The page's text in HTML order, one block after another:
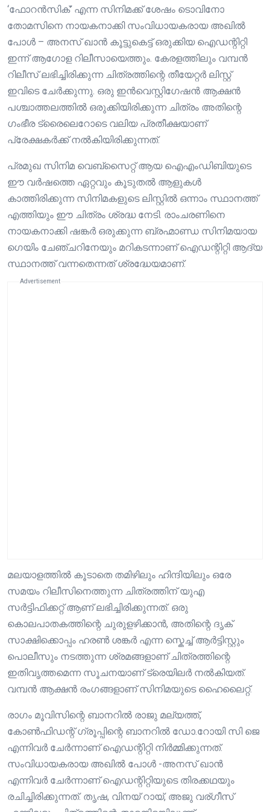
‘ഫോറൻസിക്’ എന്ന സിനിമക്ക് ശേഷം ടൊവിനോ
തോമസിനെ നായകനാക്കി സംവിധായകരായ അഖിൽ
പോൾ – അനസ് ഖാൻ കൂട്ടുകെട്ട് ഒരുക്കിയ ഐഡന്റിറ്റി
ഇന്ന് ആഗോള റിലീസായെത്തും. കേരളത്തിലും വമ്പൻ
റിലീസ് ലഭിച്ചിരിക്കുന്ന ചിത്രത്തിന്റെ തീയേറ്റർ ലിസ്റ്റ്
ഇവിടെ ചേർക്കുന്നു. ഒരു ഇൻവെസ്റ്റിഗേഷൻ ആക്ഷൻ
പശ്ചാത്തലത്തിൽ ഒരുക്കിയിരിക്കുന്ന ചിത്രം അതിന്റെ
ഗംഭീര ട്രൈലെറോടെ വലിയ പ്രതീക്ഷയാണ്
പ്രേക്ഷകർക്ക് നൽകിയിരിക്കുന്നത്.
പ്രമുഖ സിനിമ വെബ്സൈറ്റ് ആയ ഐഎംഡിബിയുടെ
ഈ വർഷത്തെ ഏറ്റവും കൂടുതൽ ആളുകൾ
കാത്തിരിക്കുന്ന സിനിമകളുടെ ലിസ്റ്റിൽ ഒന്നാം സ്ഥാനത്ത്
എത്തിയും ഈ ചിത്രം ശ്രദ്ധ നേടി. രാംചരണിനെ
നായകനാക്കി ഷങ്കർ ഒരുക്കുന്ന ബ്രഹ്മാണ്ഡ സിനിമയായ
ഗെയിം ചേഞ്ചറിനേയും മറികടന്നാണ് ഐഡന്റിറ്റി ആദ്യ
സ്ഥാനത്ത് വന്നതെന്നത് ശ്രദ്ധേയമാണ്.
Advertisement
മലയാളത്തിൽ കൂടാതെ തമിഴിലും ഹിന്ദിയിലും ഒരേ
സമയം റിലീസിനെത്തുന്ന ചിത്രത്തിന് യുഎ
സർട്ടിഫിക്കറ്റ് ആണ് ലഭിച്ചിരിക്കുന്നത്. ഒരു
കൊലപാതകത്തിന്റെ ചുരുളഴിക്കാൻ, അതിന്റെ ദൃക്
സാക്ഷിക്കൊപ്പം ഹരൺ ശങ്കർ എന്ന സ്കെച്ച് ആർട്ടിസ്റ്റും
പൊലീസും നടത്തുന്ന ശ്രമങ്ങളാണ് ചിത്രത്തിന്റെ
ഇതിവൃത്തമെന്ന സൂചനയാണ് ട്രെയിലർ നൽകിയത്.
വമ്പൻ ആക്ഷൻ രംഗങ്ങളാണ് സിനിമയുടെ ഹൈലൈറ്റ്.
രാഗം മൂവിസിന്റെ ബാനറിൽ രാജു മല്യത്ത്,
കോൺഫിഡന്റ് ഗ്രൂപ്പിന്റെ ബാനറിൽ ഡോ.റോയി സി ജെ
എന്നിവർ ചേർന്നാണ് ഐഡന്റിറ്റി നിർമ്മിക്കുന്നത്.
സംവിധായകരായ അഖിൽ പോൾ -അനസ് ഖാൻ
എന്നിവർ ചേർന്നാണ് ഐഡന്റിറ്റിയുടെ തിരക്കഥയും
രചിച്ചിരിക്കുന്നത്. തൃഷ, വിനയ് റായ്, അജു വര്ഗീസ്